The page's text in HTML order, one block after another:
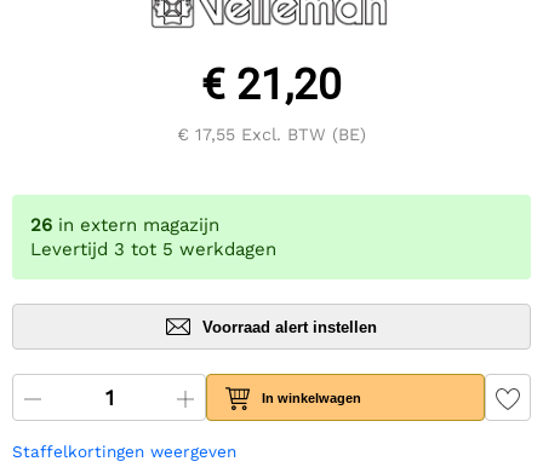
€ 21,20
€ 17,55 Excl. BTW (BE)
26 in extern magazijn
Levertijd 3 tot 5 werkdagen
Voorraad alert instellen
In winkelwagen
Staffelkortingen weergeven